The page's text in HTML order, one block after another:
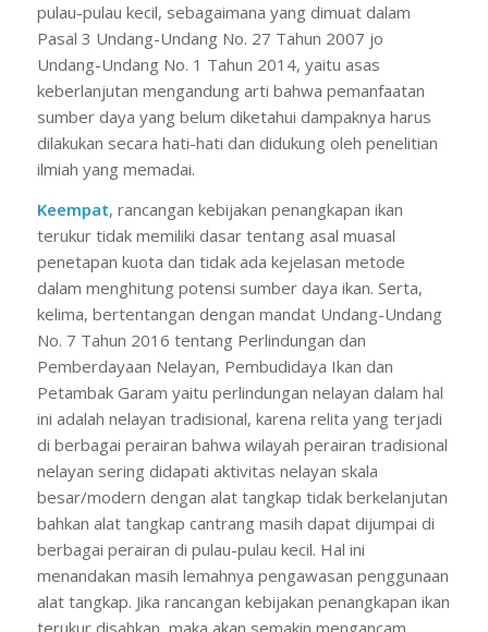
pulau-pulau kecil, sebagaimana yang dimuat dalam
Pasal 3 Undang-Undang No. 27 Tahun 2007 jo
Undang-Undang No. 1 Tahun 2014, yaitu asas
keberlanjutan mengandung arti bahwa pemanfaatan
sumber daya yang belum diketahui dampaknya harus
dilakukan secara hati-hati dan didukung oleh penelitian
ilmiah yang memadai.
Keempat, rancangan kebijakan penangkapan ikan
terukur tidak memiliki dasar tentang asal muasal
penetapan kuota dan tidak ada kejelasan metode
dalam menghitung potensi sumber daya ikan. Serta,
kelima, bertentangan dengan mandat Undang-Undang
No. 7 Tahun 2016 tentang Perlindungan dan
Pemberdayaan Nelayan, Pembudidaya Ikan dan
Petambak Garam yaitu perlindungan nelayan dalam hal
ini adalah nelayan tradisional, karena relita yang terjadi
di berbagai perairan bahwa wilayah perairan tradisional
nelayan sering didapati aktivitas nelayan skala
besar/modern dengan alat tangkap tidak berkelanjutan
bahkan alat tangkap cantrang masih dapat dijumpai di
berbagai perairan di pulau-pulau kecil. Hal ini
menandakan masih lemahnya pengawasan penggunaan
alat tangkap. Jika rancangan kebijakan penangkapan ikan
terukur disahkan, maka akan semakin mengancam